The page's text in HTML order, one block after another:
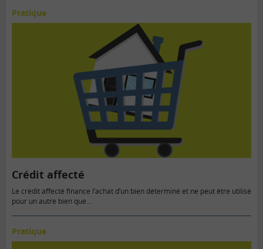
Pratique
Crédit affecté
Le crédit affecté finance l’achat d’un bien déterminé et ne peut être utilisé
pour un autre bien que…
Pratique